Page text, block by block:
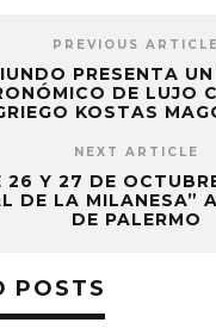
PREVIOUS ARTICLE
PRESENTA
DE LUJO
KOSTAS
NEXT ARTICLE
26 Y 27 DE
DE LA MILANESA”
DE PALERMO
POSTS